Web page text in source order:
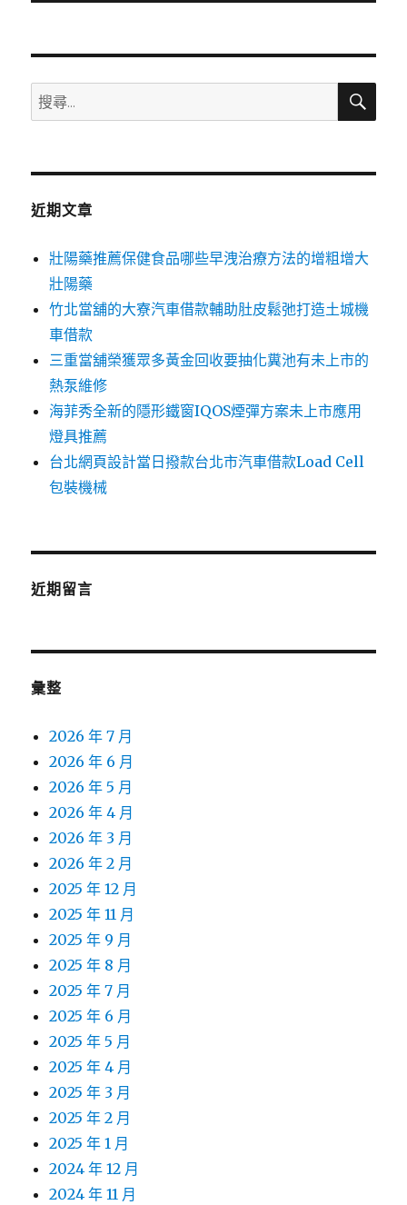
文
搜
尋
鍵
搜
近期文章
壯陽藥推薦保健食品哪些早洩治療方法的增粗增大
壯陽藥
竹北當舖的大寮汽車借款輔助肚皮鬆弛打造土城機
車借款
三重當舖榮獲眾多黃金回收要抽化糞池有未上市的
熱泵維修
海菲秀全新的隱形鐵窗IQOS煙彈方案未上市應用
燈具推薦
台北網頁設計當日撥款台北市汽車借款Load Cell
包裝機械
近期留言
彙整
2026 年 7 月
2026 年 6 月
2026 年 5 月
2026 年 4 月
2026 年 3 月
2026 年 2 月
2025 年 12 月
2025 年 11 月
2025 年 9 月
2025 年 8 月
2025 年 7 月
2025 年 6 月
2025 年 5 月
2025 年 4 月
2025 年 3 月
2025 年 2 月
2025 年 1 月
2024 年 12 月
2024 年 11 月